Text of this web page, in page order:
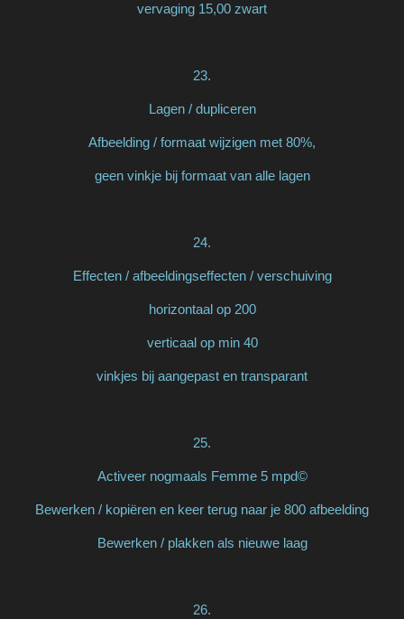
vervaging 15,00 zwart
23.
Lagen / dupliceren
Afbeelding / formaat wijzigen met 80%,
geen vinkje bij formaat van alle lagen
24.
Effecten / afbeeldingseffecten / verschuiving
horizontaal op 200
verticaal op min 40
vinkjes bij aangepast en transparant
25.
Activeer nogmaals Femme 5 mpd©
Bewerken / kopiëren en keer terug naar je 800 afbeelding
Bewerken / plakken als nieuwe laag
26.